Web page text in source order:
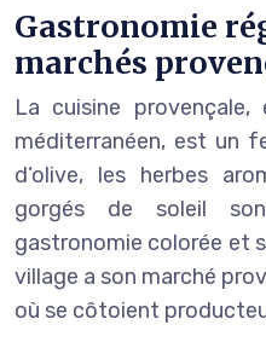
Gastronomie
marchés
La cuisine provençale,
méditerranéen, est un
d’olive, les herbes
gorgés de soleil
gastronomie colorée et
village a son marché
où se côtoient